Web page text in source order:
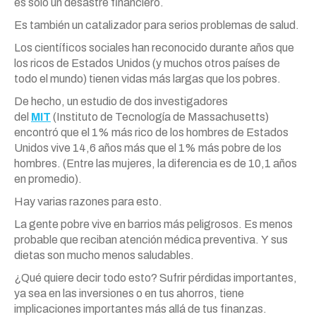
es solo un desastre financiero.
Es también un catalizador para serios problemas de salud.
Los científicos sociales han reconocido durante años que
los ricos de Estados Unidos (ymuchos otros países de
todo el mundo) tienen vidas más largas que los pobres.
De hecho, un estudio de dos investigadores
del MIT (Instituto de Tecnología de Massachusetts)
encontró que el 1% más rico de los hombres de Estados
Unidos vive 14,6 años más que el 1% más pobre de los
hombres. (Entre las mujeres, la diferencia es de 10,1 años
en promedio).
Hay varias razones para esto.
La gente pobre vive en barrios más peligrosos. Es menos
probable que reciban atención médica preventiva. Y sus
dietas son mucho menos saludables.
¿Qué quiere decir todo esto? Sufrir pérdidas importantes,
ya sea en las inversiones o en tus ahorros, tiene
implicaciones importantes más allá de tus finanzas.